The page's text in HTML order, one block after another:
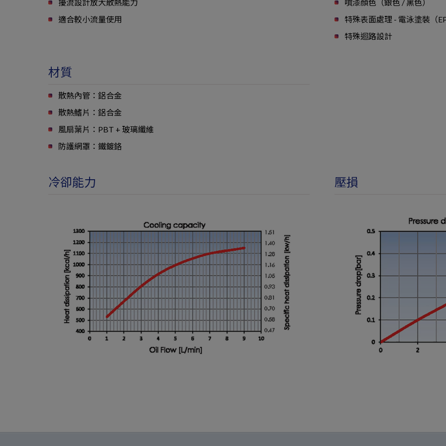
擾流設計放大散熱能力
適合較小流量使用
噴漆顏色（銀色 / 黑色）
特殊表面處理 - 電泳塗裝（
特殊迴路設計
材質
散熱內管：鋁合金
散熱鰭片：鋁合金
風扇葉片：PBT + 玻璃纖維
防護網罩：鐵鍍鉻
冷卻能力 壓損